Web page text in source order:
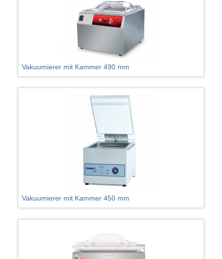
Vakuumierer mit Kammer 490 mm
Vakuumierer mit Kammer 450 mm